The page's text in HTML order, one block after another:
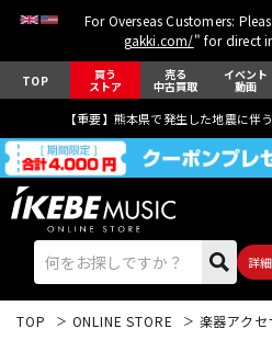
For Overseas Customers:
gakki.com/" for direct
TOP 買う
ストア
売る
中古買取
イベント
動画
【重要】熊本県で発生した地震に伴
詳
TOP ONLINE STORE 楽器アクセ